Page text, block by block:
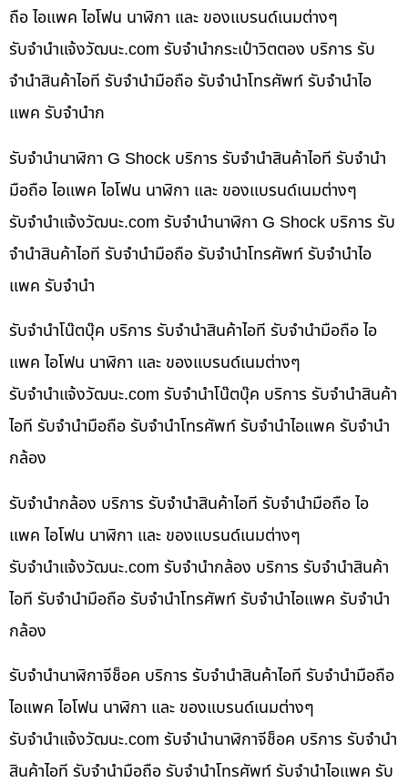
ถือ ไอแพค ไอโฟน นาฬิกา และ ของแบรนด์เนมต่างๆ
รับจํานําแจ้งวัฒนะ.com รับจำนำกระเป๋าวิตตอง บริการ รับ
จำนำสินค้าไอที รับจำนำมือถือ รับจำนำโทรศัพท์ รับจำนำไอ
แพค รับจำนำก
รับจำนำนาฬิกา G Shock บริการ รับจำนำสินค้าไอที รับจำนำ
มือถือ ไอแพค ไอโฟน นาฬิกา และ ของแบรนด์เนมต่างๆ
รับจํานําแจ้งวัฒนะ.com รับจำนำนาฬิกา G Shock บริการ รับ
จำนำสินค้าไอที รับจำนำมือถือ รับจำนำโทรศัพท์ รับจำนำไอ
แพค รับจำนำ
รับจำนำโน๊ตบุ๊ค บริการ รับจำนำสินค้าไอที รับจำนำมือถือ ไอ
แพค ไอโฟน นาฬิกา และ ของแบรนด์เนมต่างๆ
รับจํานําแจ้งวัฒนะ.com รับจำนำโน๊ตบุ๊ค บริการ รับจำนำสินค้า
ไอที รับจำนำมือถือ รับจำนำโทรศัพท์ รับจำนำไอแพค รับจำนำ
กล้อง
รับจำนำกล้อง บริการ รับจำนำสินค้าไอที รับจำนำมือถือ ไอ
แพค ไอโฟน นาฬิกา และ ของแบรนด์เนมต่างๆ
รับจํานําแจ้งวัฒนะ.com รับจำนำกล้อง บริการ รับจำนำสินค้า
ไอที รับจำนำมือถือ รับจำนำโทรศัพท์ รับจำนำไอแพค รับจำนำ
กล้อง
รับจำนำนาฬิกาจีช็อค บริการ รับจำนำสินค้าไอที รับจำนำมือถือ
ไอแพค ไอโฟน นาฬิกา และ ของแบรนด์เนมต่างๆ
รับจํานําแจ้งวัฒนะ.com รับจำนำนาฬิกาจีช็อค บริการ รับจำนำ
สินค้าไอที รับจำนำมือถือ รับจำนำโทรศัพท์ รับจำนำไอแพค รับ